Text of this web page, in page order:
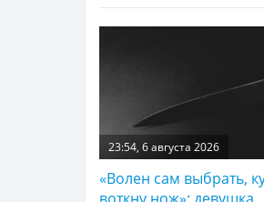
23:54, 6 августа 2026
«Волен сам выбрать,